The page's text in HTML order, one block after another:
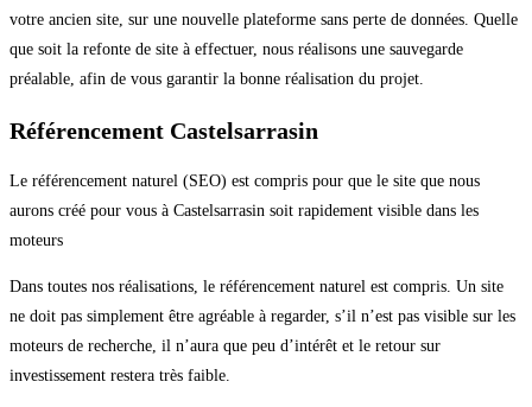
votre ancien site, sur une nouvelle plateforme sans perte de données. Quelle
que soit la refonte de site à effectuer, nous réalisons une sauvegarde
préalable, afin de vous garantir la bonne réalisation du projet.
Référencement Castelsarrasin
Le référencement naturel (SEO) est compris pour que le site que nous
aurons créé pour vous à Castelsarrasin soit rapidement visible dans les
moteurs
Dans toutes nos réalisations, le référencement naturel est compris. Un site
ne doit pas simplement être agréable à regarder, s’il n’est pas visible sur les
moteurs de recherche, il n’aura que peu d’intérêt et le retour sur
investissement restera très faible.